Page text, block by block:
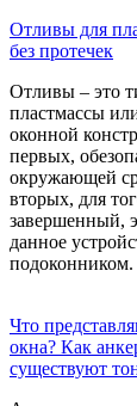
Отливы для
без протечек
Отливы – это
пластмассы
оконной
первых,
окружающей
вторых, для
завершенный,
данное
подоконником.
Что
окна? Как
существуют